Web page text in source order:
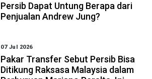
Persib Dapat Untung Berapa dari
Penjualan Andrew Jung?
07 Jul 2026
Pakar Transfer Sebut Persib Bisa
Ditikung Raksasa Malaysia dalam